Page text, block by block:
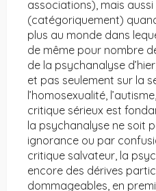
associations), mais
(catégoriquement)
plus au monde dans
de même pour nombre
de la psychanalyse
et pas seulement sur la
l’homosexualité,
critique sérieux est
la psychanalyse ne soit
ignorance ou par
critique salvateur, la
encore des dérives
dommageables, en